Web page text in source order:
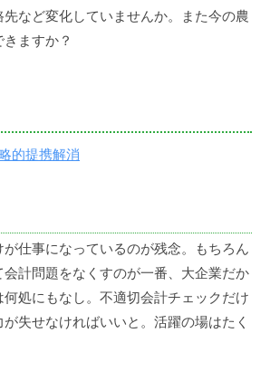
など変化していませんか。また今の農
ますか？
的提携解消
仕事になっているのが残念。もちろん
計問題をなくすのが一番、大企業だか
何処にもなし。不適切会計チェックだけ
失せなければいいと。活躍の場はたく